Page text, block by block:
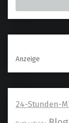
Anzeige
24-Stunden-